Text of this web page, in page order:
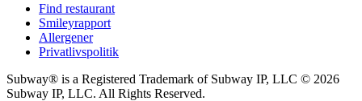
Find restaurant​​​​‌ ‍ ​‍​‍‌‍ ‌ ​‍‌‍‍‌‌‍‌ ‌‍‍‌‌‍ ‍​‍​‍​ ‍‍​‍​‍‌ ​ ‌‍​‌‌‍ ‍‌‍‍‌‌ ‌​‌ ‍‌​‍ ‍‌‍‍‌‌‍ ​‍​‍​‍ ​​‍​‍‌‍‍​‌ ​‍‌‍‌‌‌‍‌‍​‍​‍​ ‍‍​‍​‍‌‍‍​‌ ‌​‌ ‌​‌ ​​‌ ​ ​ ‍‍​‍ ​‍ ‌‍ ‍‌‍ ‌ ​‍‌‍‌​‌‍‍‌‌‍​ ​‍ ‌‌‍​‍‌‍‍‌‌ ‌​‌‍‌‌‌ ​ ​‍ ‌‌‍‌ ‌ ​‍‌‍ ‌ ‌‌‌ ​​​‍ ‌‌ ​ ‌ ‌​‌ ‌‌‌‍‌​‌‍‍‌‌‍ ​‍ ‍‌ ‌‍‌‍‌‌‌ ​‍‌‍​ ‌‍‌‌‌‍ ​​‍ ‍‌‍​‌‌ ​​‌ ​​​‍ ‌‍‍‌‌‍ ‍‌ ‌​‌‍‌‌‌‍ ‍‌ ‌​​‍ ‌‍‌‌‌‍‌​‌‍‍‌‌ ‌​​‍ ‌‍ ‌‌‍ ‌‍‌​‌‍‌‌​ ‌‌ ​​‌ ​‍‌‍‌‌‌ ​ ‌‍‌‌‌‍ ‍‌ ‌​‌‍​‌‌ ‌​‌‍‍‌‌‍ ‌‍ ‍​ ‍ ‌‍‍‌‌‍‌​​ ‌‌‍​‍​ ​‌​ ‌​​ ‌‍​ ‌ ​ ‍​​ ‍​​ ​‍​‍ ‌​ ‌‍​ ‌‌​ ‌​‌‍‌‍​‍ ‌​ ‌​​ ‌‍​ ​‌​ ‌‍​‍ ‌​ ‍‌​ ‍‌​ ‌‌​ ‌‌​‍ ‌‌‍‌‍​ ‍​‌‍​‍‌‍‌​​ ‍‌​ ​‌‌‍​‍​ ‍​​ ‍​‌‍‌‌​ ​ ​ ‍​​ ‍ ‌ ‌​‌ ‍‌‌ ​​‌‍‌‌​ ‌‌ ‌ ‌‍‌‌‌‍​‍‌ ​ ‌‍‍‌‌ ‌​‌‍‌‌‌​ ‍‌‍​‌‌ ‌‍‌‍‍‌‌‍‌ ‌‍​‌‌ ‌​‌‍‍‌‌‍ ‌‍ ‍‌​‍‌‌ ‌​‌‍‌‌‌‍ ‌​ ‍ ‌ ​​‌‍​‌‌ ‌​‌‍‍​​ ‌‌‍ ​‌‍​‌‌‍​‍‌‍‌‌‌‍ ​​‍‌‌​ ‌‌‌​​‍‌‌ ‌‍‍ ‌‍‌‌‌ ‍‌​‍‌‌​ ​ ‌​‌​​‍‌‌​ ​ ‌​‌​​‍‌‌​ ​‍​ ​‍‌‍‌​‌‍​‌​‍‌‌​ ​‍​ ​‍​‍‌‌​ ‌‌‌​‌​​‍ ‍‌ ‌‍‌‍​‌‌‍ ​‌ ‌‌‌‍‌‌​ ‌‍​‍‌‍​‌‌ ​ ‌‍‌‌‌‌‌‌‌ ​‍‌‍ ​​ ‌‌‍‍​‌ ‌​‌ ‌​‌ ​​‌ ​ ​‍‌‌​ ​ ‌​​‌​‍‌‌​ ​‍‌​‌‍​‍‌‌​ ​‍‌​‌‍‌‍ ‍‌‍ ‌ ​‍‌‍‌​‌‍‍‌‌‍​ ​‍ ‌‌‍​‍‌‍‍‌‌ ‌​‌‍‌‌‌ ​ ​‍ ‌‌‍‌ ‌ ​‍‌‍ ‌ ‌‌‌ ​​​‍ ‌‌ ​ ‌ ‌​‌ ‌‌‌‍‌​‌‍‍‌‌‍ ​‍ ‍‌ ‌‍‌‍‌‌‌ ​‍‌‍​ ‌‍‌‌‌‍ ​​‍ ‍‌‍​‌‌ ​​‌ ​​​‍‌‍‌‍‍‌‌‍‌​​ ‌‌‍​‍​ ​‌​ ‌​​ ‌‍​ ‌ ​ ‍​​ ‍​​ ​‍​‍ ‌​ ‌‍​ ‌‌​ ‌​‌‍‌‍​‍ ‌​ ‌​​ ‌‍​ ​‌​ ‌‍​‍ ‌​ ‍‌​ ‍‌​ ‌‌​ ‌‌​‍ ‌‌‍‌‍​ ‍​‌‍​‍‌‍‌​​ ‍‌​ ​‌‌‍​‍​ ‍​​ ‍​‌‍‌‌​ ​ ​ ‍​​‍‌‍‌ ‌​‌ ‍‌‌ ​​‌‍‌‌​ ‌‌ ‌ ‌‍‌‌‌‍​‍‌ ​ ‌‍‍‌‌ ‌​‌‍‌‌‌​ ‍‌‍​‌‌ ‌‍‌‍‍‌‌‍‌ ‌‍​‌‌ ‌​‌‍‍‌‌‍ ‌‍ ‍‌​‍‌‌ ‌​‌‍‌‌‌‍ ‌​‍‌‍‌ ​​‌‍​‌‌ ‌​‌‍‍​​ ‌‌‍ ​‌‍​‌‌‍​‍‌‍‌‌‌‍ ​​‍‌‌​ ‌‌‌​​‍‌‌ ‌‍‍ ‌‍‌‌‌ ‍‌​‍‌‌​ ​ ‌​‌​​‍‌‌​ ​ ‌​‌​​‍‌‌​ ​‍​ ​‍‌‍‌​‌‍​‌​‍‌‌​ ​‍​ ​‍​‍‌‌​ ‌‌‌​‌​​‍ ‍‌ ‌‍‌‍​‌‌‍ ​‌ ‌‌‌‍‌‌​‍‌‍‌ ​​‌‍‌‌‌ ​‍‌ ​ ‌ ​​‌‍‌‌‌‍​ ‌ ‌​‌‍‍‌‌ ‌‍‌‍‌‌​ ‌‌ ​​‌ ‌‌‌‍​‍‌‍ ​‌‍‍‌‌ ​ ‌‍‍​‌‍‌‌‌‍‌​​‍​‍‌ ‌
Smileyrapport​​​​‌ ‍ ​‍​‍‌‍ ‌ ​‍‌‍‍‌‌‍‌ ‌‍‍‌‌‍ ‍​‍​‍​ ‍‍​‍​‍‌ ​ ‌‍​‌‌‍ ‍‌‍‍‌‌ ‌​‌ ‍‌​‍ ‍‌‍‍‌‌‍ ​‍​‍​‍ ​​‍​‍‌‍‍​‌ ​‍‌‍‌‌‌‍‌‍​‍​‍​ ‍‍​‍​‍‌‍‍​‌ ‌​‌ ‌​‌ ​​‌ ​ ​ ‍‍​‍ ​‍ ‌‍ ‍‌‍ ‌ ​‍‌‍‌​‌‍‍‌‌‍​ ​‍ ‌‌‍​‍‌‍‍‌‌ ‌​‌‍‌‌‌ ​ ​‍ ‌‌‍‌ ‌ ​‍‌‍ ‌ ‌‌‌ ​​​‍ ‌‌ ​ ‌ ‌​‌ ‌‌‌‍‌​‌‍‍‌‌‍ ​‍ ‍‌ ‌‍‌‍‌‌‌ ​‍‌‍​ ‌‍‌‌‌‍ ​​‍ ‍‌‍​‌‌ ​​‌ ​​​‍ ‌‍‍‌‌‍ ‍‌ ‌​‌‍‌‌‌‍ ‍‌ ‌​​‍ ‌‍‌‌‌‍‌​‌‍‍‌‌ ‌​​‍ ‌‍ ‌‌‍ ‌‍‌​‌‍‌‌​ ‌‌ ​​‌ ​‍‌‍‌‌‌ ​ ‌‍‌‌‌‍ ‍‌ ‌​‌‍​‌‌ ‌​‌‍‍‌‌‍ ‌‍ ‍​ ‍ ‌‍‍‌‌‍‌​​ ‌‌‍​‍​ ‌ ​ ​​‌‍‌‍‌‍‌‌​ ‍​‌‍‌‌​ ‌‍​‍ ‌‌‍​ ‌‍‌‌‌‍‌​​ ‌‍​‍ ‌​ ‌​‌‍​‍​ ​ ​ ​‌​‍ ‌​ ‍‌​ ​​‌‍‌‌​ ‌‍​‍ ‌​ ‌‍​ ​ ‌‍‌‌​ ​ ​ ​​‌‍​ ​ ‍‌​ ​​​ ‌​​ ​ ​ ​‍​ ‍​​ ‍ ‌ ‌​‌ ‍‌‌ ​​‌‍‌‌​ ‌‌ ‌ ‌‍‌‌‌‍​‍‌ ​ ‌‍‍‌‌ ‌​‌‍‌‌‌​ ‍‌‍​‌‌ ‌‍‌‍‍‌‌‍‌ ‌‍​‌‌ ‌​‌‍‍‌‌‍ ‌‍ ‍‌​‍‌‌ ‌​‌‍‌‌‌‍ ‌​ ‍ ‌ ​​‌‍​‌‌ ‌​‌‍‍​​ ‌‌‍ ​‌‍​‌‌‍​‍‌‍‌‌‌‍ ​​‍‌‌​ ‌‌‌​​‍‌‌ ‌‍‍ ‌‍‌‌‌ ‍‌​‍‌‌​ ​ ‌​‌​​‍‌‌​ ​ ‌​‌​​‍‌‌​ ​‍​ ​‍‌‍‌​‌‍​‌​‍‌‌​ ​‍​ ​‍​‍‌‌​ ‌‌‌​‌​​‍ ‍‌ ‌‍‌‍​‌‌‍ ​‌ ‌‌‌‍‌‌​ ‌‍​‍‌‍​‌‌ ​ ‌‍‌‌‌‌‌‌‌ ​‍‌‍ ​​ ‌‌‍‍​‌ ‌​‌ ‌​‌ ​​‌ ​ ​‍‌‌​ ​ ‌​​‌​‍‌‌​ ​‍‌​‌‍​‍‌‌​ ​‍‌​‌‍‌‍ ‍‌‍ ‌ ​‍‌‍‌​‌‍‍‌‌‍​ ​‍ ‌‌‍​‍‌‍‍‌‌ ‌​‌‍‌‌‌ ​ ​‍ ‌‌‍‌ ‌ ​‍‌‍ ‌ ‌‌‌ ​​​‍ ‌‌ ​ ‌ ‌​‌ ‌‌‌‍‌​‌‍‍‌‌‍ ​‍ ‍‌ ‌‍‌‍‌‌‌ ​‍‌‍​ ‌‍‌‌‌‍ ​​‍ ‍‌‍​‌‌ ​​‌ ​​​‍‌‍‌‍‍‌‌‍‌​​ ‌‌‍​‍​ ‌ ​ ​​‌‍‌‍‌‍‌‌​ ‍​‌‍‌‌​ ‌‍​‍ ‌‌‍​ ‌‍‌‌‌‍‌​​ ‌‍​‍ ‌​ ‌​‌‍​‍​ ​ ​ ​‌​‍ ‌​ ‍‌​ ​​‌‍‌‌​ ‌‍​‍ ‌​ ‌‍​ ​ ‌‍‌‌​ ​ ​ ​​‌‍​ ​ ‍‌​ ​​​ ‌​​ ​ ​ ​‍​ ‍​​‍‌‍‌ ‌​‌ ‍‌‌ ​​‌‍‌‌​ ‌‌ ‌ ‌‍‌‌‌‍​‍‌ ​ ‌‍‍‌‌ ‌​‌‍‌‌‌​ ‍‌‍​‌‌ ‌‍‌‍‍‌‌‍‌ ‌‍​‌‌ ‌​‌‍‍‌‌‍ ‌‍ ‍‌​‍‌‌ ‌​‌‍‌‌‌‍ ‌​‍‌‍‌ ​​‌‍​‌‌ ‌​‌‍‍​​ ‌‌‍ ​‌‍​‌‌‍​‍‌‍‌‌‌‍ ​​‍‌‌​ ‌‌‌​​‍‌‌ ‌‍‍ ‌‍‌‌‌ ‍‌​‍‌‌​ ​ ‌​‌​​‍‌‌​ ​ ‌​‌​​‍‌‌​ ​‍​ ​‍‌‍‌​‌‍​‌​‍‌‌​ ​‍​ ​‍​‍‌‌​ ‌‌‌​‌​​‍ ‍‌ ‌‍‌‍​‌‌‍ ​‌ ‌‌‌‍‌‌​‍‌‍‌ ​​‌‍‌‌‌ ​‍‌ ​ ‌ ​​‌‍‌‌‌‍​ ‌ ‌​‌‍‍‌‌ ‌‍‌‍‌‌​ ‌‌ ​​‌ ‌‌‌‍​‍‌‍ ​‌‍‍‌‌ ​ ‌‍‍​‌‍‌‌‌‍‌​​‍​‍‌ ‌
Allergener​​​​‌ ‍ ​‍​‍‌‍ ‌ ​‍‌‍‍‌‌‍‌ ‌‍‍‌‌‍ ‍​‍​‍​ ‍‍​‍​‍‌ ​ ‌‍​‌‌‍ ‍‌‍‍‌‌ ‌​‌ ‍‌​‍ ‍‌‍‍‌‌‍ ​‍​‍​‍ ​​‍​‍‌‍‍​‌ ​‍‌‍‌‌‌‍‌‍​‍​‍​ ‍‍​‍​‍‌‍‍​‌ ‌​‌ ‌​‌ ​​‌ ​ ​ ‍‍​‍ ​‍ ‌‍ ‍‌‍ ‌ ​‍‌‍‌​‌‍‍‌‌‍​ ​‍ ‌‌‍​‍‌‍‍‌‌ ‌​‌‍‌‌‌ ​ ​‍ ‌‌‍‌ ‌ ​‍‌‍ ‌ ‌‌‌ ​​​‍ ‌‌ ​ ‌ ‌​‌ ‌‌‌‍‌​‌‍‍‌‌‍ ​‍ ‍‌ ‌‍‌‍‌‌‌ ​‍‌‍​ ‌‍‌‌‌‍ ​​‍ ‍‌‍​‌‌ ​​‌ ​​​‍ ‌‍‍‌‌‍ ‍‌ ‌​‌‍‌‌‌‍ ‍‌ ‌​​‍ ‌‍‌‌‌‍‌​‌‍‍‌‌ ‌​​‍ ‌‍ ‌‌‍ ‌‍‌​‌‍‌‌​ ‌‌ ​​‌ ​‍‌‍‌‌‌ ​ ‌‍‌‌‌‍ ‍‌ ‌​‌‍​‌‌ ‌​‌‍‍‌‌‍ ‌‍ ‍​ ‍ ‌‍‍‌‌‍‌​​ ‌​ ‌​​ ‍​​ ‌ ‌‍​‍​ ‌​​ ​‌​ ​​‌‍‌​​‍ ‌‌‍‌​​ ‍​‌‍​‍‌‍​‍​‍ ‌​ ‌​‌‍‌‍​ ​​​ ‌​​‍ ‌‌‍​‍​ ‌ ​ ‌ ​ ​ ​‍ ‌​ ‌‍​ ‍‌‌‍‌‍​ ‌​​ ‍​‌‍​ ​ ​‌‌‍‌‍‌‍​ ‌‍‌‍​ ‌‍​ ‌‌​ ‍ ‌ ‌​‌ ‍‌‌ ​​‌‍‌‌​ ‌‌ ‌ ‌‍‌‌‌‍​‍‌ ​ ‌‍‍‌‌ ‌​‌‍‌‌‌​ ‍‌‍​‌‌ ‌‍‌‍‍‌‌‍‌ ‌‍​‌‌ ‌​‌‍‍‌‌‍ ‌‍ ‍‌​‍‌‌ ‌​‌‍‌‌‌‍ ‌​ ‍ ‌ ​​‌‍​‌‌ ‌​‌‍‍​​ ‌‌‍ ​‌‍​‌‌‍​‍‌‍‌‌‌‍ ​​‍‌‌​ ‌‌‌​​‍‌‌ ‌‍‍ ‌‍‌‌‌ ‍‌​‍‌‌​ ​ ‌​‌​​‍‌‌​ ​ ‌​‌​​‍‌‌​ ​‍​ ​‍‌‍‌​‌‍​‌​‍‌‌​ ​‍​ ​‍​‍‌‌​ ‌‌‌​‌​​‍ ‍‌ ‌‍‌‍​‌‌‍ ​‌ ‌‌‌‍‌‌​ ‌‍​‍‌‍​‌‌ ​ ‌‍‌‌‌‌‌‌‌ ​‍‌‍ ​​ ‌‌‍‍​‌ ‌​‌ ‌​‌ ​​‌ ​ ​‍‌‌​ ​ ‌​​‌​‍‌‌​ ​‍‌​‌‍​‍‌‌​ ​‍‌​‌‍‌‍ ‍‌‍ ‌ ​‍‌‍‌​‌‍‍‌‌‍​ ​‍ ‌‌‍​‍‌‍‍‌‌ ‌​‌‍‌‌‌ ​ ​‍ ‌‌‍‌ ‌ ​‍‌‍ ‌ ‌‌‌ ​​​‍ ‌‌ ​ ‌ ‌​‌ ‌‌‌‍‌​‌‍‍‌‌‍ ​‍ ‍‌ ‌‍‌‍‌‌‌ ​‍‌‍​ ‌‍‌‌‌‍ ​​‍ ‍‌‍​‌‌ ​​‌ ​​​‍‌‍‌‍‍‌‌‍‌​​ ‌​ ‌​​ ‍​​ ‌ ‌‍​‍​ ‌​​ ​‌​ ​​‌‍‌​​‍ ‌‌‍‌​​ ‍​‌‍​‍‌‍​‍​‍ ‌​ ‌​‌‍‌‍​ ​​​ ‌​​‍ ‌‌‍​‍​ ‌ ​ ‌ ​ ​ ​‍ ‌​ ‌‍​ ‍‌‌‍‌‍​ ‌​​ ‍​‌‍​ ​ ​‌‌‍‌‍‌‍​ ‌‍‌‍​ ‌‍​ ‌‌​‍‌‍‌ ‌​‌ ‍‌‌ ​​‌‍‌‌​ ‌‌ ‌ ‌‍‌‌‌‍​‍‌ ​ ‌‍‍‌‌ ‌​‌‍‌‌‌​ ‍‌‍​‌‌ ‌‍‌‍‍‌‌‍‌ ‌‍​‌‌ ‌​‌‍‍‌‌‍ ‌‍ ‍‌​‍‌‌ ‌​‌‍‌‌‌‍ ‌​‍‌‍‌ ​​‌‍​‌‌ ‌​‌‍‍​​ ‌‌‍ ​‌‍​‌‌‍​‍‌‍‌‌‌‍ ​​‍‌‌​ ‌‌‌​​‍‌‌ ‌‍‍ ‌‍‌‌‌ ‍‌​‍‌‌​ ​ ‌​‌​​‍‌‌​ ​ ‌​‌​​‍‌‌​ ​‍​ ​‍‌‍‌​‌‍​‌​‍‌‌​ ​‍​ ​‍​‍‌‌​ ‌‌‌​‌​​‍ ‍‌ ‌‍‌‍​‌‌‍ ​‌ ‌‌‌‍‌‌​‍‌‍‌ ​​‌‍‌‌‌ ​‍‌ ​ ‌ ​​‌‍‌‌‌‍​ ‌ ‌​‌‍‍‌‌ ‌‍‌‍‌‌​ ‌‌ ​​‌ ‌‌‌‍​‍‌‍ ​‌‍‍‌‌ ​ ‌‍‍​‌‍‌‌‌‍‌​​‍​‍‌ ‌
Privatlivspolitik​​​​‌ ‍ ​‍​‍‌‍ ‌ ​‍‌‍‍‌‌‍‌ ‌‍‍‌‌‍ ‍​‍​‍​ ‍‍​‍​‍‌ ​ ‌‍​‌‌‍ ‍‌‍‍‌‌ ‌​‌ ‍‌​‍ ‍‌‍‍‌‌‍ ​‍​‍​‍ ​​‍​‍‌‍‍​‌ ​‍‌‍‌‌‌‍‌‍​‍​‍​ ‍‍​‍​‍‌‍‍​‌ ‌​‌ ‌​‌ ​​‌ ​ ​ ‍‍​‍ ​‍ ‌‍ ‍‌‍ ‌ ​‍‌‍‌​‌‍‍‌‌‍​ ​‍ ‌‌‍​‍‌‍‍‌‌ ‌​‌‍‌‌‌ ​ ​‍ ‌‌‍‌ ‌ ​‍‌‍ ‌ ‌‌‌ ​​​‍ ‌‌ ​ ‌ ‌​‌ ‌‌‌‍‌​‌‍‍‌‌‍ ​‍ ‍‌ ‌‍‌‍‌‌‌ ​‍‌‍​ ‌‍‌‌‌‍ ​​‍ ‍‌‍​‌‌ ​​‌ ​​​‍ ‌‍‍‌‌‍ ‍‌ ‌​‌‍‌‌‌‍ ‍‌ ‌​​‍ ‌‍‌‌‌‍‌​‌‍‍‌‌ ‌​​‍ ‌‍ ‌‌‍ ‌‍‌​‌‍‌‌​ ‌‌ ​​‌ ​‍‌‍‌‌‌ ​ ‌‍‌‌‌‍ ‍‌ ‌​‌‍​‌‌ ‌​‌‍‍‌‌‍ ‌‍ ‍​ ‍ ‌‍‍‌‌‍‌​​ ‌​ ‍‌​ ‍​‌‍​‍‌‍‌​‌‍​‍​ ‌​​ ‌ ​ ​‍​‍ ‌‌‍‌​‌‍​ ‌‍‌‌‌‍‌‍​‍ ‌​ ‌​​ ‍​​ ​‍​ ‌‍​‍ ‌‌‍​‌‌‍​ ‌‍​ ​ ‌ ​‍ ‌​ ​ ​ ​ ​ ‌‌​ ​​‌‍​‌​ ‌‌​ ​‍‌‍​ ‌‍‌​​ ‌​‌‍‌‌​ ‌‌​ ‍ ‌ ‌​‌ ‍‌‌ ​​‌‍‌‌​ ‌‌ ‌ ‌‍‌‌‌‍​‍‌ ​ ‌‍‍‌‌ ‌​‌‍‌‌‌​ ‍‌‍​‌‌ ‌‍‌‍‍‌‌‍‌ ‌‍​‌‌ ‌​‌‍‍‌‌‍ ‌‍ ‍‌​‍‌‌ ‌​‌‍‌‌‌‍ ‌​ ‍ ‌ ​​‌‍​‌‌ ‌​‌‍‍​​ ‌‌‍ ​‌‍​‌‌‍​‍‌‍‌‌‌‍ ​​‍‌‌​ ‌‌‌​​‍‌‌ ‌‍‍ ‌‍‌‌‌ ‍‌​‍‌‌​ ​ ‌​‌​​‍‌‌​ ​ ‌​‌​​‍‌‌​ ​‍​ ​‍‌‍‌​‌‍​‌​‍‌‌​ ​‍​ ​‍​‍‌‌​ ‌‌‌​‌​​‍ ‍‌ ‌‍‌‍​‌‌‍ ​‌ ‌‌‌‍‌‌​ ‌‍​‍‌‍​‌‌ ​ ‌‍‌‌‌‌‌‌‌ ​‍‌‍ ​​ ‌‌‍‍​‌ ‌​‌ ‌​‌ ​​‌ ​ ​‍‌‌​ ​ ‌​​‌​‍‌‌​ ​‍‌​‌‍​‍‌‌​ ​‍‌​‌‍‌‍ ‍‌‍ ‌ ​‍‌‍‌​‌‍‍‌‌‍​ ​‍ ‌‌‍​‍‌‍‍‌‌ ‌​‌‍‌‌‌ ​ ​‍ ‌‌‍‌ ‌ ​‍‌‍ ‌ ‌‌‌ ​​​‍ ‌‌ ​ ‌ ‌​‌ ‌‌‌‍‌​‌‍‍‌‌‍ ​‍ ‍‌ ‌‍‌‍‌‌‌ ​‍‌‍​ ‌‍‌‌‌‍ ​​‍ ‍‌‍​‌‌ ​​‌ ​​​‍‌‍‌‍‍‌‌‍‌​​ ‌​ ‍‌​ ‍​‌‍​‍‌‍‌​‌‍​‍​ ‌​​ ‌ ​ ​‍​‍ ‌‌‍‌​‌‍​ ‌‍‌‌‌‍‌‍​‍ ‌​ ‌​​ ‍​​ ​‍​ ‌‍​‍ ‌‌‍​‌‌‍​ ‌‍​ ​ ‌ ​‍ ‌​ ​ ​ ​ ​ ‌‌​ ​​‌‍​‌​ ‌‌​ ​‍‌‍​ ‌‍‌​​ ‌​‌‍‌‌​ ‌‌​‍‌‍‌ ‌​‌ ‍‌‌ ​​‌‍‌‌​ ‌‌ ‌ ‌‍‌‌‌‍​‍‌ ​ ‌‍‍‌‌ ‌​‌‍‌‌‌​ ‍‌‍​‌‌ ‌‍‌‍‍‌‌‍‌ ‌‍​‌‌ ‌​‌‍‍‌‌‍ ‌‍ ‍‌​‍‌‌ ‌​‌‍‌‌‌‍ ‌​‍‌‍‌ ​​‌‍​‌‌ ‌​‌‍‍​​ ‌‌‍ ​‌‍​‌‌‍​‍‌‍‌‌‌‍ ​​‍‌‌​ ‌‌‌​​‍‌‌ ‌‍‍ ‌‍‌‌‌ ‍‌​‍‌‌​ ​ ‌​‌​​‍‌‌​ ​ ‌​‌​​‍‌‌​ ​‍​ ​‍‌‍‌​‌‍​‌​‍‌‌​ ​‍​ ​‍​‍‌‌​ ‌‌‌​‌​​‍ ‍‌ ‌‍‌‍​‌‌‍ ​‌ ‌‌‌‍‌‌​‍‌‍‌ ​​‌‍‌‌‌ ​‍‌ ​ ‌ ​​‌‍‌‌‌‍​ ‌ ‌​‌‍‍‌‌ ‌‍‌‍‌‌​ ‌‌ ​​‌ ‌‌‌‍​‍‌‍ ​‌‍‍‌‌ ​ ‌‍‍​‌‍‌‌‌‍‌​​‍​‍‌ ‌
Subway® is a Registered Trademark of Subway IP, LLC © 2026
Subway IP, LLC. All Rights Reserved.​​​​‌ ‍ ​‍​‍‌‍ ‌ ​‍‌‍‍‌‌‍‌ ‌‍‍‌‌‍ ‍​‍​‍​ ‍‍​‍​‍‌ ​ ‌‍​‌‌‍ ‍‌‍‍‌‌ ‌​‌ ‍‌​‍ ‍‌‍‍‌‌‍ ​‍​‍​‍ ​​‍​‍‌‍‍​‌ ​‍‌‍‌‌‌‍‌‍​‍​‍​ ‍‍​‍​‍‌‍‍​‌ ‌​‌ ‌​‌ ​​‌ ​ ​ ‍‍​‍ ​‍ ‌‍ ‍‌‍ ‌ ​‍‌‍‌​‌‍‍‌‌‍​ ​‍ ‌‌‍​‍‌‍‍‌‌ ‌​‌‍‌‌‌ ​ ​‍ ‌‌‍‌ ‌ ​‍‌‍ ‌ ‌‌‌ ​​​‍ ‌‌ ​ ‌ ‌​‌ ‌‌‌‍‌​‌‍‍‌‌‍ ​‍ ‍‌ ‌‍‌‍‌‌‌ ​‍‌‍​ ‌‍‌‌‌‍ ​​‍ ‍‌‍​‌‌ ​​‌ ​​​‍ ‌‍‍‌‌‍ ‍‌ ‌​‌‍‌‌‌‍ ‍‌ ‌​​‍ ‌‍‌‌‌‍‌​‌‍‍‌‌ ‌​​‍ ‌‍ ‌‌‍ ‌‍‌​‌‍‌‌​ ‌‌ ​​‌ ​‍‌‍‌‌‌ ​ ‌‍‌‌‌‍ ‍‌ ‌​‌‍​‌‌ ‌​‌‍‍‌‌‍ ‌‍ ‍​ ‍ ‌‍‍‌‌‍‌​​ ‌​ ‌‍​ ​ ‌‍‌​​ ‌‌​ ​ ‌‍​‍​ ​‌​ ​​​‍ ‌​ ​‍​ ​‌​ ‌‌​ ​​​‍ ‌​ ‌​‌‍​ ‌‍​ ​ ​​​‍ ‌​ ‍​‌‍‌‌​ ‍‌​ ​‍​‍ ‌​ ‌ ‌‍‌‌​ ​‍​ ​‌​ ​‍​ ​ ​ ​ ‌‍‌‍‌‍​‍​ ‌‌​ ‍​‌‍​‌​ ‍ ‌ ‌​‌ ‍‌‌ ​​‌‍‌‌​ ‌‌ ‌ ‌‍‌‌‌‍​‍‌ ​ ‌‍‍‌‌ ‌​‌‍‌‌‌​‌‍‌‍ ‌‍ ‌ ‌​‌‍‌‌‌ ​‍​ ‍ ‌ ​​‌‍​‌‌ ‌​‌‍‍​​ ‌‌‍​ ‌‍ ‌ ​​‌ ‍‌‌ ​‍‌‍‍‌‌‍‌ ‌‍‍​‌ ‌​‌​ ‍‌‍ ‌ ‌​‌‍‍‌‌‍​ ‌‍‌‌​‍‌‌​ ‌‌‌​​‍‌‌ ‌‍‍ ‌‍‌‌‌ ‍‌​‍‌‌​ ​ ‌​‌​​‍‌‌​ ​ ‌​‌​​‍‌‌​ ​‍​ ​‍‌‍‌​‌‍​‌​‍‌‌​ ​‍​ ​‍​‍‌‌​ ‌‌‌​‌​​‍ ‍‌ ‌‍‌‍​‌‌‍ ​‌ ‌‌‌‍‌‌​ ‌‍​‍‌‍​‌‌ ​ ‌‍‌‌‌‌‌‌‌ ​‍‌‍ ​​ ‌‌‍‍​‌ ‌​‌ ‌​‌ ​​‌ ​ ​‍‌‌​ ​ ‌​​‌​‍‌‌​ ​‍‌​‌‍​‍‌‌​ ​‍‌​‌‍‌‍ ‍‌‍ ‌ ​‍‌‍‌​‌‍‍‌‌‍​ ​‍ ‌‌‍​‍‌‍‍‌‌ ‌​‌‍‌‌‌ ​ ​‍ ‌‌‍‌ ‌ ​‍‌‍ ‌ ‌‌‌ ​​​‍ ‌‌ ​ ‌ ‌​‌ ‌‌‌‍‌​‌‍‍‌‌‍ ​‍ ‍‌ ‌‍‌‍‌‌‌ ​‍‌‍​ ‌‍‌‌‌‍ ​​‍ ‍‌‍​‌‌ ​​‌ ​​​‍‌‍‌‍‍‌‌‍‌​​ ‌​ ‌‍​ ​ ‌‍‌​​ ‌‌​ ​ ‌‍​‍​ ​‌​ ​​​‍ ‌​ ​‍​ ​‌​ ‌‌​ ​​​‍ ‌​ ‌​‌‍​ ‌‍​ ​ ​​​‍ ‌​ ‍​‌‍‌‌​ ‍‌​ ​‍​‍ ‌​ ‌ ‌‍‌‌​ ​‍​ ​‌​ ​‍​ ​ ​ ​ ‌‍‌‍‌‍​‍​ ‌‌​ ‍​‌‍​‌​‍‌‍‌ ‌​‌ ‍‌‌ ​​‌‍‌‌​ ‌‌ ‌ ‌‍‌‌‌‍​‍‌ ​ ‌‍‍‌‌ ‌​‌‍‌‌‌​‌‍‌‍ ‌‍ ‌ ‌​‌‍‌‌‌ ​‍​‍‌‍‌ ​​‌‍​‌‌ ‌​‌‍‍​​ ‌‌‍​ ‌‍ ‌ ​​‌ ‍‌‌ ​‍‌‍‍‌‌‍‌ ‌‍‍​‌ ‌​‌​ ‍‌‍ ‌ ‌​‌‍‍‌‌‍​ ‌‍‌‌​‍‌‌​ ‌‌‌​​‍‌‌ ‌‍‍ ‌‍‌‌‌ ‍‌​‍‌‌​ ​ ‌​‌​​‍‌‌​ ​ ‌​‌​​‍‌‌​ ​‍​ ​‍‌‍‌​‌‍​‌​‍‌‌​ ​‍​ ​‍​‍‌‌​ ‌‌‌​‌​​‍ ‍‌ ‌‍‌‍​‌‌‍ ​‌ ‌‌‌‍‌‌​‍‌‍‌ ​​‌‍‌‌‌ ​‍‌ ​ ‌ ​​‌‍‌‌‌‍​ ‌ ‌​‌‍‍‌‌ ‌‍‌‍‌‌​ ‌‌ ​​‌ ‌‌‌‍​‍‌‍ ​‌‍‍‌‌ ​ ‌‍‍​‌‍‌‌‌‍‌​​‍​‍‌ ‌